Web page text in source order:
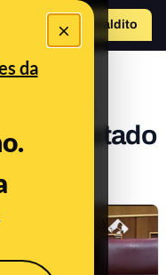
×
da
Hazte Maldito
se
el estado